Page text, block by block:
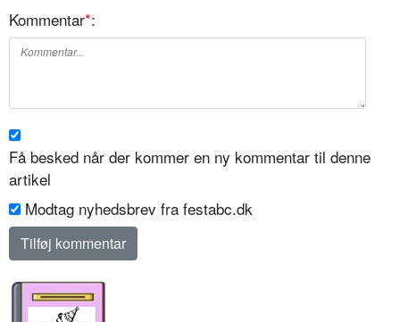
Kommentar*:
Få besked når der kommer en ny kommentar til denne
artikel
Modtag nyhedsbrev fra festabc.dk